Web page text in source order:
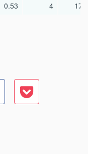
0.53 4 17.0